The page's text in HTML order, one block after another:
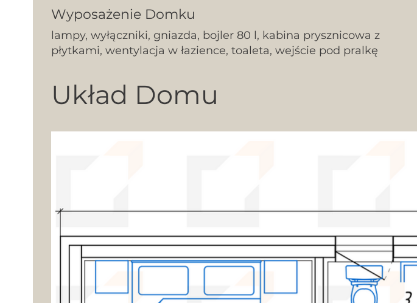
Wyposażenie Domku
lampy, wyłączniki, gniazda, bojler 80 l, kabina prysznicowa z
płytkami, wentylacja w łazience, toaleta, wejście pod pralkę
Układ Domu